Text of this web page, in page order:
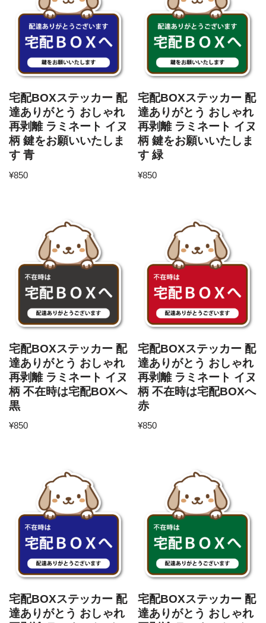
宅配BOXステッカー 配
達ありがとう おしゃれ
再剥離 ラミネート イヌ
柄 鍵をお願いいたしま
す 青
¥850
宅配BOXステッカー 配
達ありがとう おしゃれ
再剥離 ラミネート イヌ
柄 鍵をお願いいたしま
す 緑
¥850
宅配BOXステッカー 配
達ありがとう おしゃれ
再剥離 ラミネート イヌ
柄 不在時は宅配BOXへ
黒
¥850
宅配BOXステッカー 配
達ありがとう おしゃれ
再剥離 ラミネート イヌ
柄 不在時は宅配BOXへ
赤
¥850
宅配BOXステッカー 配
達ありがとう おしゃれ
宅配BOXステッカー 配
達ありがとう おしゃれ